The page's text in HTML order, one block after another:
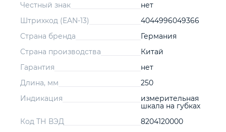
Честный знак
нет
Штрихкод (EAN-13)
4044996049366
Страна бренда
Германия
Страна производства
Китай
Гарантия
нет
Длина, мм
250
Индикация
измерительная
шкала на губках
Код ТН ВЭД
8204120000